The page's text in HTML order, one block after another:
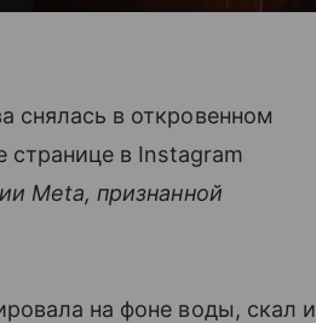
снялась в откровенном
странице в Instagram
Meta, признанной
на фоне воды, скал и